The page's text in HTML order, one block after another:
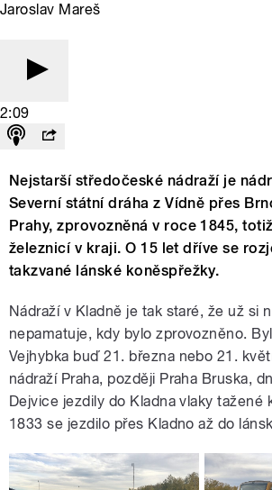
Jaroslav Mareš
2:09
Nejstarší středočeské nádraží je
Severní státní dráha z Vídně přes
Prahy, zprovozněná v roce 1845,
železnicí v kraji. O 15 let dříve se
takzvané lánské koněspřežky.
Nádraží v Kladně je tak staré, že už si
nepamatuje, kdy bylo zprovozněno.
Vejhybka buď 21. března nebo 21.
nádraží Praha, později Praha Bruska,
Dejvice jezdily do Kladna vlaky tažené
1833 se jezdilo přes Kladno až do